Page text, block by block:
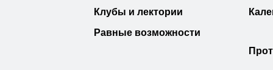
Клубы и лектории
Равные возможности